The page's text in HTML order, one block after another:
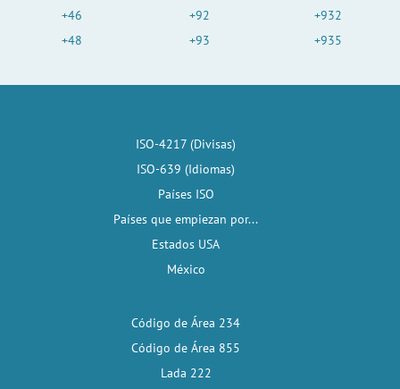
+46
+48
+92
+93
+932
+935
ISO-4217 (Divisas)
ISO-639 (Idiomas)
Países ISO
Países que empiezan por...
Estados USA
México
Código de Área 234
Código de Área 855
Lada 222